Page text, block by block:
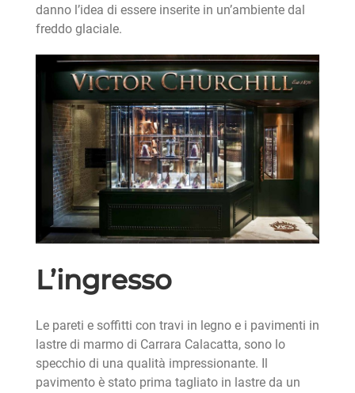
danno l’idea di essere inserite in un’ambiente dal
freddo glaciale.
L’ingresso
Le pareti e soffitti con travi in legno e i pavimenti in
lastre di marmo di Carrara Calacatta, sono lo
specchio di una qualità impressionante. Il
pavimento è stato prima tagliato in lastre da un